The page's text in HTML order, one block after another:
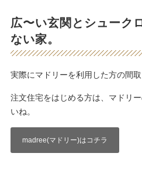
広〜い玄関とシューク
ない家。
実際にマドリーを利用した方の間取
注文住宅をはじめる方は、マドリ
いね。
madree(マドリー)はコチラ